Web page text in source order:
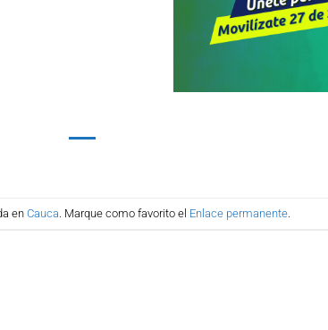
enCauca . Marque como favorito el Enlace permanente.